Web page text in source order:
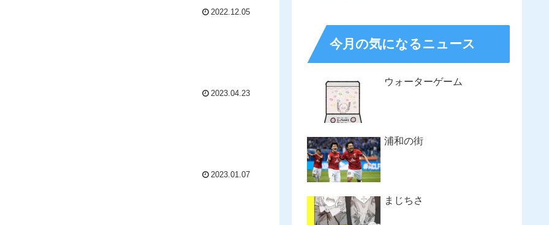
2022.12.05
2023.04.23
2023.01.07
今月の気になるニュース
ウォーターゲーム
浦和の街
まじちさ